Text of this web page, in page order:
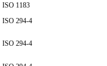
ISO 1183
ISO 294-4
ISO 294-4